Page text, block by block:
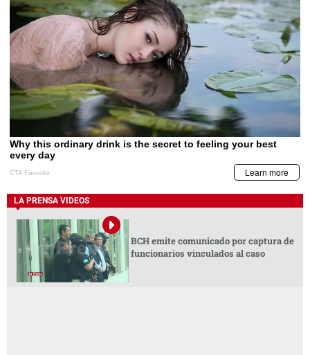
LA PRENSA VIDEOS
BCH emite comunicado por captura de
funcionarios vinculados al caso